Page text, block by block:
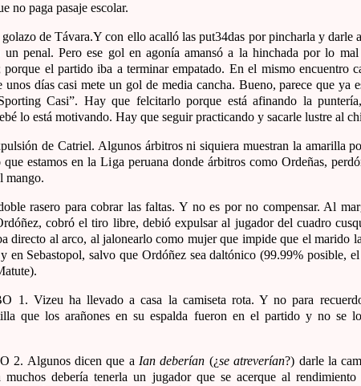
no paga pasaje escolar.
de Távara.Y con ello acalló las put34das por pincharla y darle
un penal. Pero ese gol en agonía amansó a la hinchada por lo mal
el partido iba a terminar empatado. En el mismo encuentro
días casi mete un gol de media cancha. Bueno, parece que ya
Casi”. Hay que felcitarlo porque está afinando la
lo está motivando. Hay que seguir practicando y sacarle lustre al
de Catriel. Algunos árbitros ni siquiera muestran la amarilla
estamos en la Liga peruana donde árbitros como Ordeñas,
mango.
rasero para cobrar las faltas. Y no es por no compensar. Al
cobró el tiro libre, debió expulsar al jugador del cuadro
directo al arco, al jalonearlo como mujer que impide que el marido
en Sebastopol, salvo que Ordóñez sea daltónico (99.99% posible,
1. Vizeu ha llevado a casa la camiseta rota. Y no para
que los arañones en su espalda fueron en el partido y no se
2. Algunos dicen que a Ian deberían (¿se atreverían?) darle la
muchos debería tenerla un jugador que se acerque al